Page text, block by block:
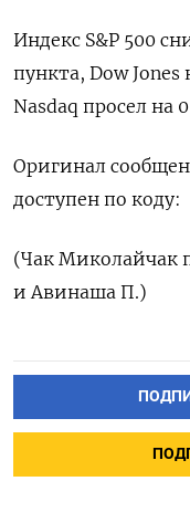
Индекс ​S&P 500
пункта, Dow ​Jones
Nasdaq просел на
Оригинал
доступен по коду:
(Чак ‌Миколайчак
и ‌Авинаша П.)